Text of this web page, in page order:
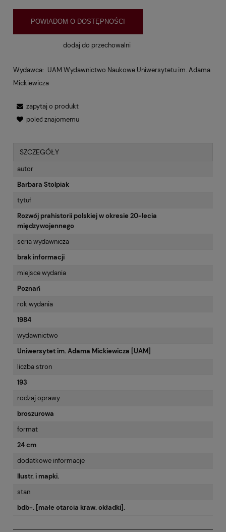
POWIADOM O DOSTĘPNOŚCI
dodaj do przechowalni
Wydawca: UAM Wydawnictwo Naukowe Uniwersytetu im. Adama
Mickiewicza
zapytaj o produkt
poleć znajomemu
SZCZEGÓŁY
autor
Barbara Stolpiak
tytuł
Rozwój prahistorii polskiej w okresie 20-lecia
międzywojennego
seria wydawnicza
brak informacji
miejsce wydania
Poznań
rok wydania
1984
wydawnictwo
Uniwersytet im. Adama Mickiewicza [UAM]
liczba stron
193
rodzaj oprawy
broszurowa
format
24 cm
dodatkowe informacje
Ilustr. i mapki.
stan
bdb-. [małe otarcia kraw. okładki].